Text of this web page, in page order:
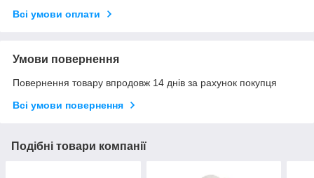
Всі умови оплати
Умови повернення
Повернення товару впродовж 14 днів за рахунок покупця
Всі умови повернення
Подібні товари компанії